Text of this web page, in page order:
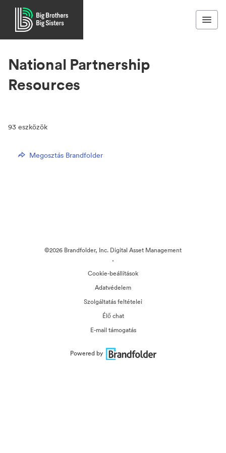
National Partnership
Resources
93 eszközök
Megosztás Brandfolder
©2026 Brandfolder, Inc. Digital Asset Management
·
Cookie-beállítások
Adatvédelem
Szolgáltatás feltételei
Élő chat
E-mail támogatás
Powered by